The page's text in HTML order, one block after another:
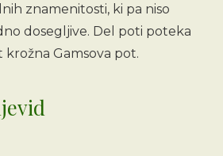
znamenitosti, ki pa niso
dosegljive. Del poti poteka
krožna Gamsova pot.